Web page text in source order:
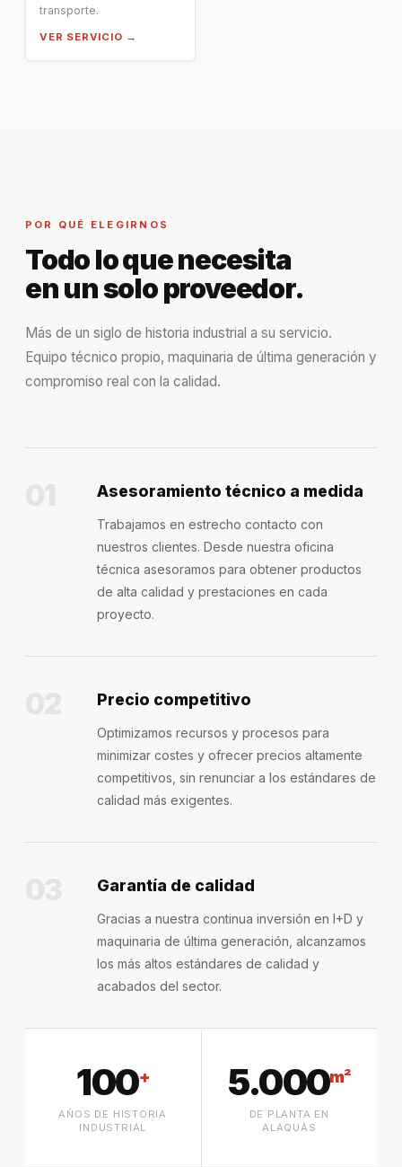
transporte.
VER SERVICIO →
POR QUÉ ELEGIRNOS
Todo lo que necesita
en un solo proveedor.
Más de un siglo de historia industrial a su servicio.
Equipo técnico propio, maquinaria de última generación y
compromiso real con la calidad.
Asesoramiento técnico a medida
Trabajamos en estrecho contacto con
nuestros clientes. Desde nuestra oficina
técnica asesoramos para obtener productos
de alta calidad y prestaciones en cada
proyecto.
Precio competitivo
Optimizamos recursos y procesos para
minimizar costes y ofrecer precios altamente
competitivos, sin renunciar a los estándares de
calidad más exigentes.
Garantía de calidad
Gracias a nuestra continua inversión en I+D y
maquinaria de última generación, alcanzamos
los más altos estándares de calidad y
acabados del sector.
100+
AÑOS DE HISTORIA
INDUSTRIAL
5.000m²
DE PLANTA EN
ALAQUÀS